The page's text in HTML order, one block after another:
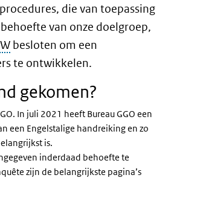
die van toepassing
van onze doelgroep,
besloten om een
te ontwikkelen.
gekomen?
In juli 2021 heeft Bureau GGO een
een Engelstalige handreiking en zo
is.
inderdaad behoefte te
zijn de belangrijkste pagina’s